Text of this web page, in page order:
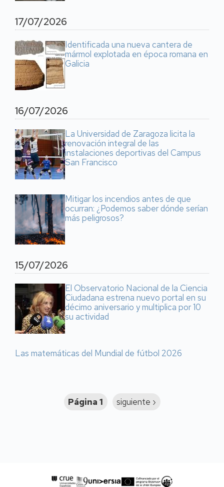
17/07/2026
Identificada una nueva cantera de
mármol explotada en época romana en
Galicia
16/07/2026
La Universidad de Zaragoza licita la
renovación integral de las
instalaciones deportivas del Campus
San Francisco
Mitigar los incendios antes de que
ocurran: ¿Podemos saber dónde serían
más peligrosos?
15/07/2026
El Observatorio Nacional de la Ciencia
Ciudadana estrena nuevo portal en su
décimo aniversario y multiplica por 10
su actividad
Las matemáticas del Mundial de fútbol 2026
Página 1
Siguiente
siguiente ›